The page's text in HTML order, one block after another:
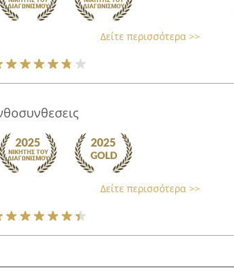
Δείτε περισσότερα >>
Δείτε περισσότερα >>